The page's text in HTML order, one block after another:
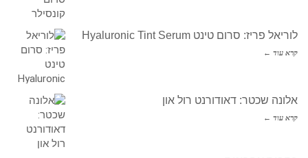
לוריאל פריז: סרום טינט Hyaluronic Tint Serum
קרא עוד ←
אלונה שכטר: דאודורנט רול און
קרא עוד ←